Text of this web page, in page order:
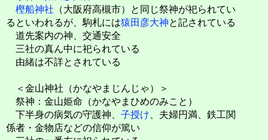
樫船神社 （大阪府高槻市）と同じ祭神が祀られてい
るといわれるが、駒札には猿田彦大神と記されている
道先案内の神、交通安全
三社の真ん中に祀られている
由緒は不詳とされている
＜金山神社（かなやまじんじゃ）＞
祭神：金山姫命（かなやまひめのみこと）
下半身の病気の守護神、 子授け 、夫婦円満、鉄工関
係者・金物店などの信仰が篤い